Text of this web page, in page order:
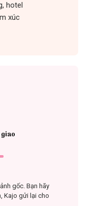
hotel
xúc
gốc. Bạn hãy
Kajo gửi lại cho